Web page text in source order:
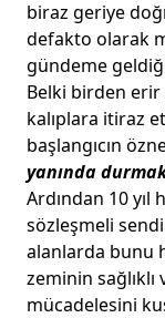
biraz geriye
defakto olarak
gündeme
Belki birden erir
kalıplara itiraz
başlangıcın
yanında
Ardından 10
sözleşmeli
alanlarda bunu
zeminin
mücadelesini